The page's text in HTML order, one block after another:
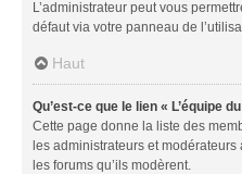
L’administrateur peut vous
défaut via votre panneau de
Haut
Qu’est-ce que le lien « L’équipe
Cette page donne la liste des
les administrateurs et modérateurs
les forums qu’ils modèrent.